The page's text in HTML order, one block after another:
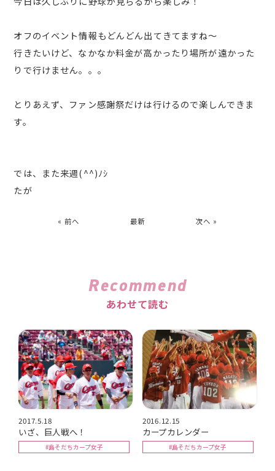
オフのイベント情報もどんどん出てきてますね～
行きたいけど、なかなか料金が高かったり場所が遠かった
りで行けません。。。
とりあえず、ファン感謝祭だけは行けるので楽しんできま
す。
では、また来週(^^)ﾉｼ
たが
« 前へ 最新 次へ »
Recommend
あわせて読む
2017.5.18
いざ、巨人戦へ！
#島そだちカープ女子
2016.12.15
カープカレンダー
#島そだちカープ女子